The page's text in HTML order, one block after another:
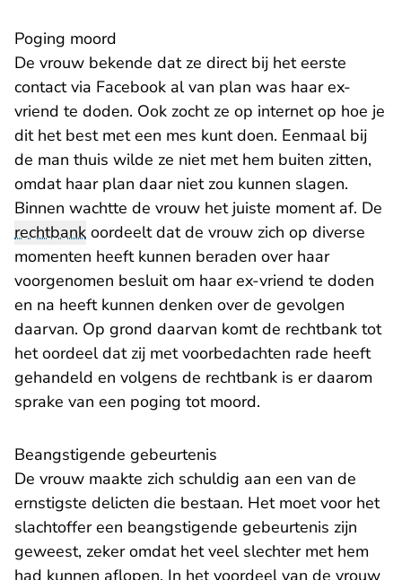
Poging moord
De vrouw bekende dat ze direct bij het eerste
contact via Facebook al van plan was haar ex-
vriend te doden. Ook zocht ze op internet op hoe je
dit het best met een mes kunt doen. Eenmaal bij
de man thuis wilde ze niet met hem buiten zitten,
omdat haar plan daar niet zou kunnen slagen.
Binnen wachtte de vrouw het juiste moment af. De
rechtbank oordeelt dat de vrouw zich op diverse
momenten heeft kunnen beraden over haar
voorgenomen besluit om haar ex-vriend te doden
en na heeft kunnen denken over de gevolgen
daarvan. Op grond daarvan komt de rechtbank tot
het oordeel dat zij met voorbedachten rade heeft
gehandeld en volgens de rechtbank is er daarom
sprake van een poging tot moord.
Beangstigende gebeurtenis
De vrouw maakte zich schuldig aan een van de
ernstigste delicten die bestaan. Het moet voor het
slachtoffer een beangstigende gebeurtenis zijn
geweest, zeker omdat het veel slechter met hem
had kunnen aflopen. In het voordeel van de vrouw